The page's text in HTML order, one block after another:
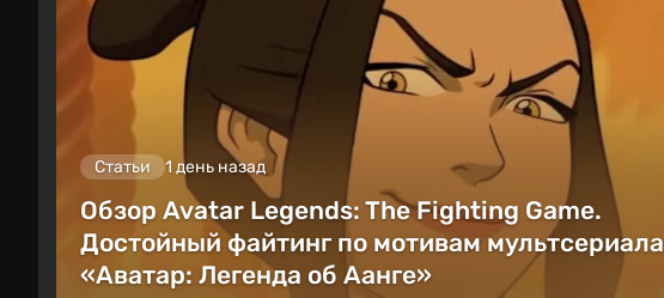
Статьи 1 день назад
Обзор Avatar Legends: The Fighting Game.
Достойный файтинг по мотивам мультсериала
«Аватар: Легенда об Аанге»